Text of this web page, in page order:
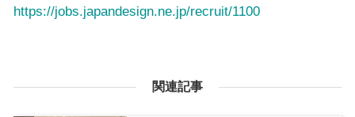
https://jobs.japandesign.ne.jp/recruit/1100
関連記事